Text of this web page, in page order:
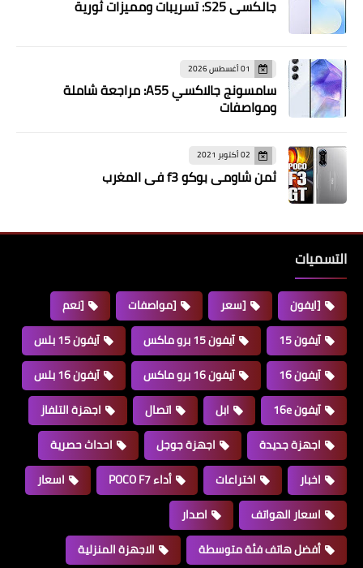
جالكسي S25: تسريبات ومميزات ثورية
01 أغسطس 2026
سامسونج جالاكسي A55: مراجعة شاملة
ومواصفات
02 أكتوبر 2021
ثمن شاومي بوكو f3 في المغرب
التسميات
[ايفون [سعر [مواصفات
[نعم
آيفون 15
آيفون 15 برو ماكس
آيفون 15 بلس
آيفون 16
آيفون 16 برو ماكس
آيفون 16 بلس
آيفون 16e
ابل اتصال
اجهزة التلفاز
اجهزة جديدة
اجهزة جوجل
احداث حصرية
اخبار
اختراعات أداء POCO F7
اسعار
اسعار الهواتف
اصدار
أفضل هاتف فئة متوسطة
الاجهزة المنزلية